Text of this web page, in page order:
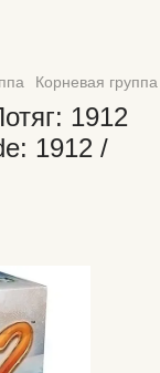
Корневая
1912
1912 /